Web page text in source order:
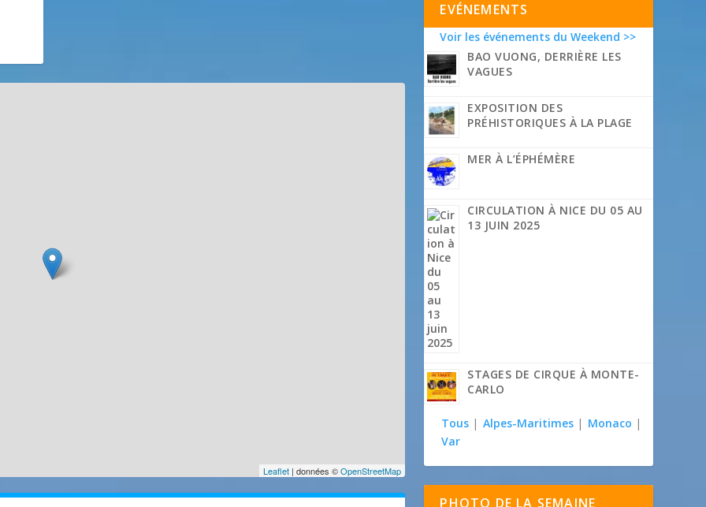
Leaflet | données ©OpenStreetMap
EVÉNEMENTS
Voir les événements du Weekend >>
BAO VUONG, DERRIÈRE LES
VAGUES
EXPOSITION DES
PRÉHISTORIQUES À LA PLAGE
MER À L’ÉPHÉMÈRE
CIRCULATION À NICE DU 05 AU
13 JUIN 2025
STAGES DE CIRQUE À MONTE-
CARLO
Tous | Alpes-Maritimes | Monaco |
Var
PHOTO DE LA SEMAINE